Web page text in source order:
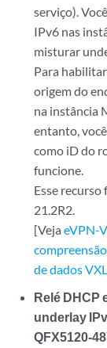
serviço).
IPv6 nas
misturar
Para
origem do
na instância
entanto,
como iD do
funcione.
Esse
21.2R2.
[VejaeVPN-
de dados
Relé DHCP
underlay
QFX5120-